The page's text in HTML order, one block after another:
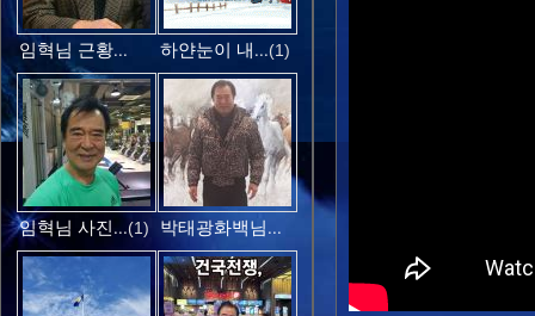
임혁님 근황... 하얀눈이 내...(1)
임혁님 사진...(1) 박태광화백님...